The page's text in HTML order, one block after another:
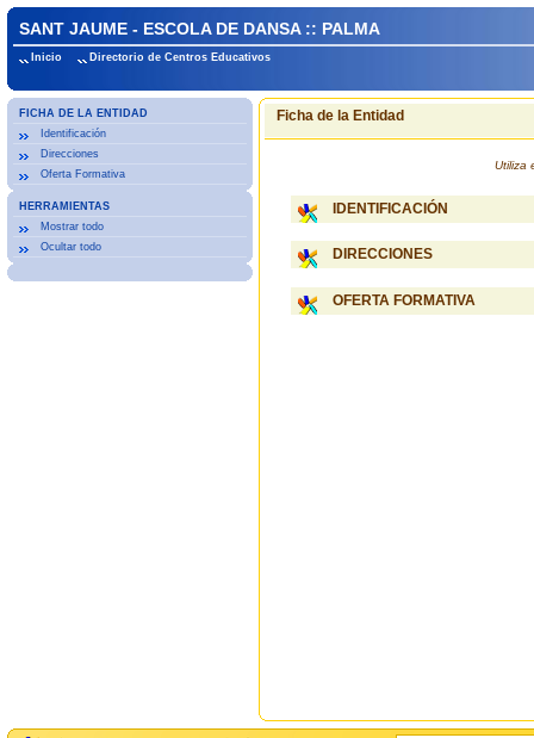
SANT JAUME - ESCOLA DE DANSA :: PALMA
Inicio Directorio de Centros Educativos
FICHA DE LA ENTIDAD
Identificación
Direcciones
Oferta Formativa
HERRAMIENTAS
Mostrar todo
Ocultar todo
Ficha de la Entidad
Utiliza
IDENTIFICACIÓN
DIRECCIONES
OFERTA FORMATIVA